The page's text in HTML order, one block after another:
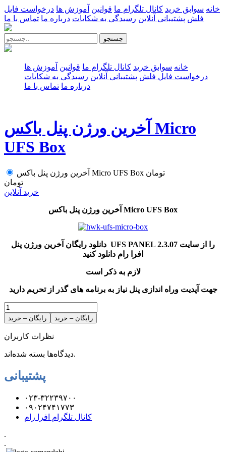
خانه سوابق خرید کانال تلگرام ما قوانین آموزش ها درخواست فایل
فلش پشتیبانی آنلاین رسیدگی به شکایات درباره ما تماس با ما
جستجو
خانه سوابق خرید کانال تلگرام ما قوانین آموزش ها
درخواست فایل فلش پشتیبانی آنلاین رسیدگی به شکایات
درباره ما تماس با ما
آخرین ورژن پنل باکس Micro
UFS Box
آخرین ورژن پنل باکس Micro UFS Box تومان
تومان
خرید آنلاین
آخرین ورژن پنل باکس Micro UFS Box
دانلود رایگان آخرین ورژن پنل UFS PANEL 2.3.07 را از سایت
افرا رام دانلود کنید
لازم به ذکر است
جهت آپدیت وراه اندازی پنل نیاز به برنامه های گذر از تحریم دارید
رایگان – خرید
نظرات کاربران
دیدگاه‌ها بسته شده‌اند.
پشتیبانی
۰۲۳-۳۲۲۳۹۷۰۰
۰۹۰۲۴۷۴۱۷۷۳
کانال تلگرام افرا رام
.
.